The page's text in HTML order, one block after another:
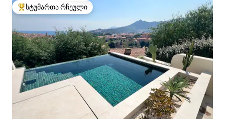
სტუმართა რჩეული მოწინავე ვარიანტი
სტუმართა რჩეული